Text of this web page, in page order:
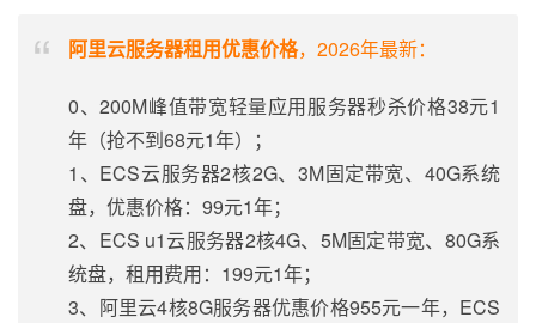
阿里云服务器租用优惠价格，2026年最新：
0、200M峰值带宽轻量应用服务器秒杀价格38元1
年（抢不到68元1年）；
1、ECS云服务器2核2G、3M固定带宽、40G系统
盘，优惠价格：99元1年；
2、ECS u1云服务器2核4G、5M固定带宽、80G系
统盘，租用费用：199元1年；
3、阿里云4核8G服务器优惠价格955元一年，ECS